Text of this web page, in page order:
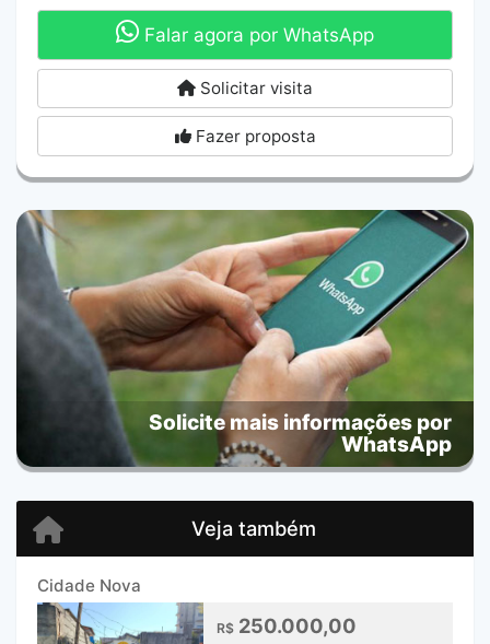
Falar agora por WhatsApp
Solicitar visita
Fazer proposta
Solicite mais informações por
WhatsApp
Veja também
Cidade Nova
R$ 250.000,00